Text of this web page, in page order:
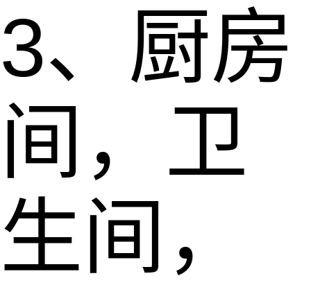
3、厨房
间，卫
生间，